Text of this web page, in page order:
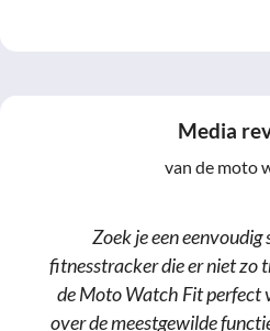
Media
van de moto
Zoek je een eenvoudig
fitnesstracker die er niet zo
de Moto Watch Fit perfect
over de meestgewilde